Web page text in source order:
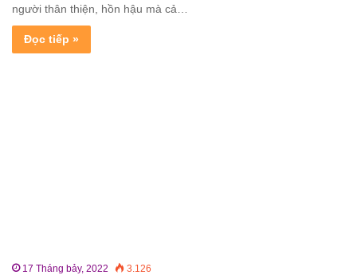
người thân thiện, hồn hậu mà cả…
Đọc tiếp »
17 Tháng bảy, 2022 3.126